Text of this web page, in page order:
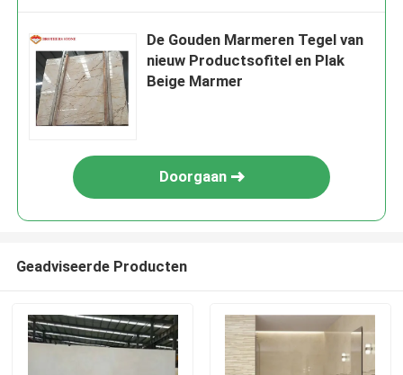
De Gouden Marmeren Tegel van
nieuw Productsofitel en Plak
Beige Marmer
Doorgaan
Geadviseerde Producten